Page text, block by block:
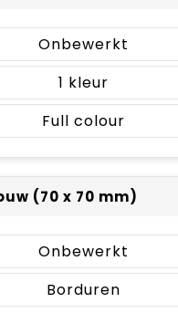
Onbewerkt
1
Full colour
(70 x 70 mm)
Onbewerkt
Borduren